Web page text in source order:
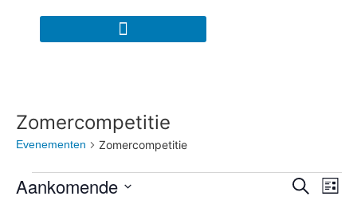
Zomercompetitie
Evenementen Zomercompetitie
Zoeken
Lijst
Aankomende